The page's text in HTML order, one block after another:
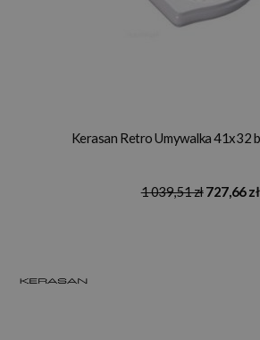
Kerasan Retro Umywalka 41x32
1 039,51 zł727,66 zł